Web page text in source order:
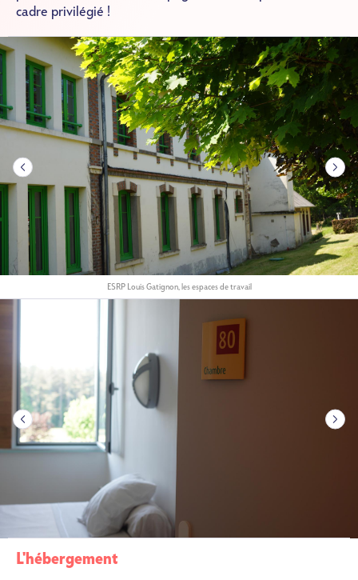
cadre privilégié !
Image
ESRP Louis Gatignon, la médiathèque
L'hébergement